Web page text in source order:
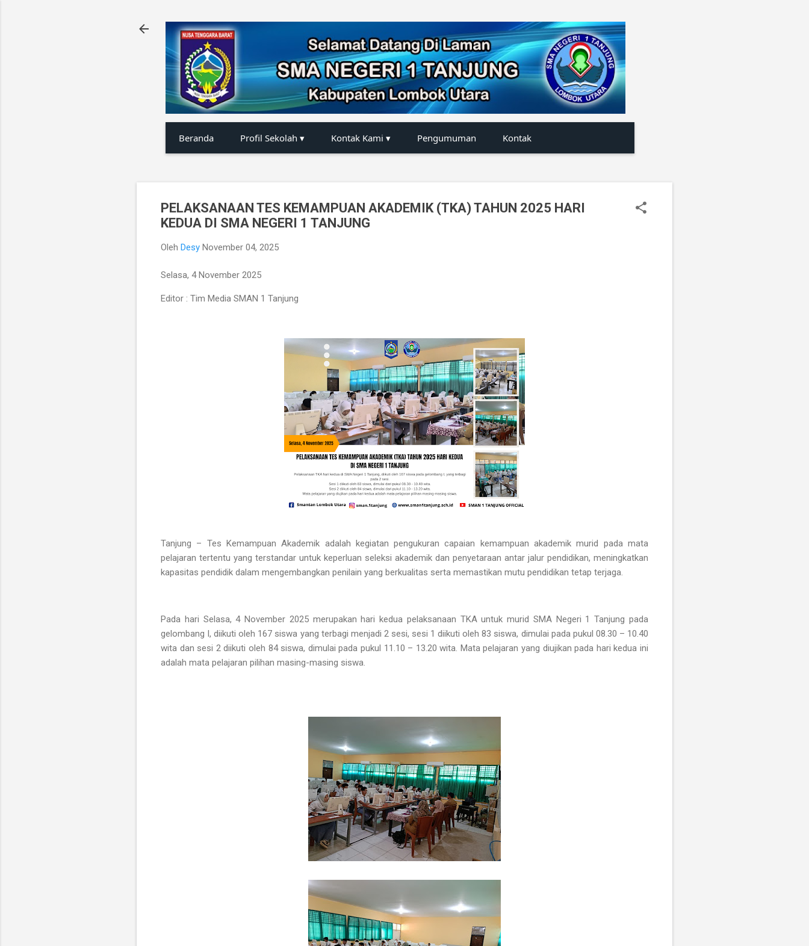
Beranda Profil Sekolah ▾ Kontak Kami ▾ Pengumuman Kontak
PELAKSANAAN TES KEMAMPUAN AKADEMIK (TKA) TAHUN 2025 HARI
KEDUA DI SMA NEGERI 1 TANJUNG
Oleh Desy November 04, 2025
Selasa, 4 November 2025
Editor : Tim Media SMAN 1 Tanjung
Tanjung – Tes Kemampuan Akademik adalah kegiatan pengukuran capaian kemampuan akademik murid pada mata
pelajaran tertentu yang terstandar untuk keperluan seleksi akademik dan penyetaraan antar jalur pendidikan, meningkatkan
kapasitas pendidik dalam mengembangkan penilain yang berkualitas serta memastikan mutu pendidikan tetap terjaga.
Pada hari Selasa, 4 November 2025 merupakan hari kedua pelaksanaan TKA untuk murid SMA Negeri 1 Tanjung pada
gelombang I, diikuti oleh 167 siswa yang terbagi menjadi 2 sesi, sesi 1 diikuti oleh 83 siswa, dimulai pada pukul 08.30 – 10.40
wita dan sesi 2 diikuti oleh 84 siswa, dimulai pada pukul 11.10 – 13.20 wita. Mata pelajaran yang diujikan pada hari kedua ini
adalah mata pelajaran pilihan masing-masing siswa.